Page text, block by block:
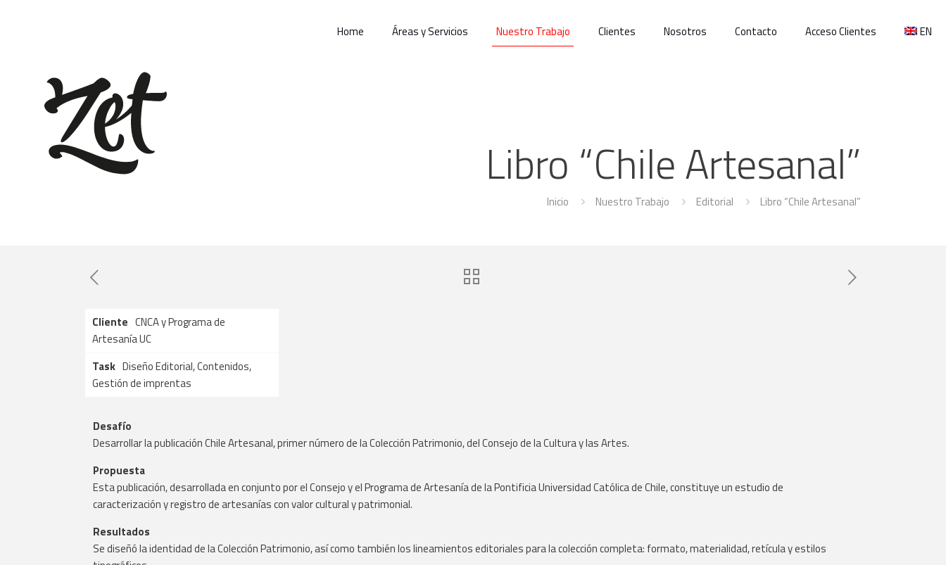
Home Áreas y Servicios Nuestro Trabajo Clientes Nosotros Contacto Acceso Clientes EN
Libro “Chile Artesanal”
Inicio Nuestro Trabajo Editorial Libro “Chile Artesanal”
Cliente CNCA y Programa de
Artesanía UC
Task Diseño Editorial, Contenidos,
Gestión de imprentas
Desafío
Desarrollar la publicación Chile Artesanal, primer número de la Colección Patrimonio, del Consejo de la Cultura y las Artes.
Propuesta
Esta publicación, desarrollada en conjunto por el Consejo y el Programa de Artesanía de la Pontificia Universidad Católica de Chile, constituye un estudio de
caracterización y registro de artesanías con valor cultural y patrimonial.
Resultados
Se diseñó la identidad de la Colección Patrimonio, así como también los lineamientos editoriales para la colección completa: formato, materialidad, retícula y estilos